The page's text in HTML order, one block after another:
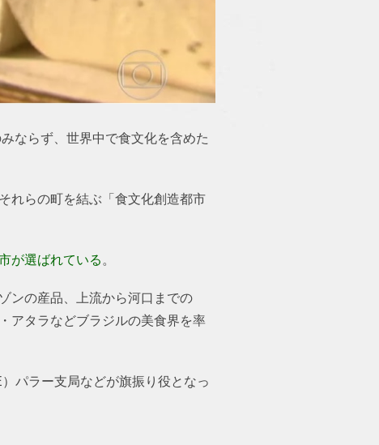
ならず、世界中で食文化を含めた
れらの町を結ぶ「食文化創造都市
が選ばれている。
ンの産品、上流から河口までの
アタラなどブラジルの美食界を率
パラー支局などが旗振り役となっ